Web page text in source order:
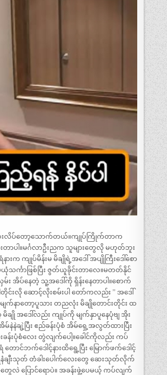
းလိပ်တော့သောက်တယ်။ကျုပ်ကြိုက်တာက
ါ။မင်္ဂလာဦးညက သူများတွေလို မဟုတ်ဘူး
က ကျုပ်မိန်းမ မိချိုရဲ့အဒေါ် အပျိုကြီးဒေါ်စော
သင်္ကာဖြစ်ပြီး ဇွတ်ယူခိုင်းတာလေ။မတတ်နိုင်
း အိပ်နေတဲ့ သူ့အဒေါ်ကို ရှိန်းနေတာပါ။စောက်
တိုင်းလို ဆောင့်လိုးစမ်းပါ တော်ကလည်း ” အဒေါ်
က်နာတော့ပူသား တညလုံး မိချိုတောင်းတိုင်း ထ
ျို အဒေါ်လည်း ကျုပ်ကို မျက်နှာပူနေပုံဗျ အိုး
နဲနဲချဲ့ပြီး ဧည်ခန်းပုံစံ အိမ်ရှေ့အလွတ်ထားပြီး
န်းပုံစံလေး တွဲလျက်ပေါ့။ခေါင်ကိုလည်း ကပ်
ာင်ဘက်ဒေါင့်နားထိရွေ့ပြီး မြောက်ဖက်ဒေါင့်
ချီးသုတ် တံခါးပေါက်လေးတွေ ဆေးသုတ်လိုက်
လဲ ပြောင်ရောပဲ။ အခန်းဖွဲ့ပေမယ့် ကပ်လျက်